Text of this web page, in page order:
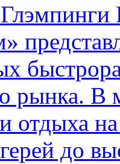
рынка. В
отдыха
до